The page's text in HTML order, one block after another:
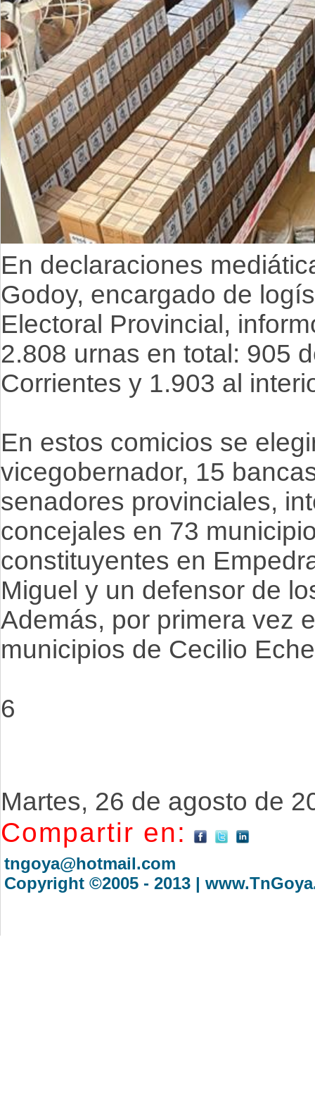
En declaraciones
Godoy, encargado de
Electoral Provincial,
2.808 urnas en total: 905
Corrientes y 1.903 al
En estos comicios se
vicegobernador, 15
senadores provinciales,
concejales en 73
constituyentes en
Miguel y un defensor de
Además, por primera vez
municipios de Cecilio
6
Martes, 26 de agosto de
Compartir en:
tngoya@hotmail.com
Copyright ©2005 - 2013 |